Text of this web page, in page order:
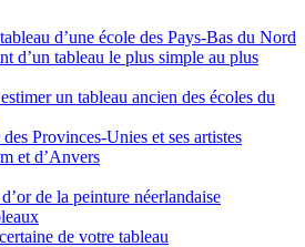
d’une école des Pays-Bas du Nord
d’un tableau le plus simple au plus
un tableau ancien des écoles du
Provinces-Unies et ses artistes
et d’Anvers
de la peinture néerlandaise
de votre tableau